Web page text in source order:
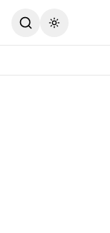
Toggle theme